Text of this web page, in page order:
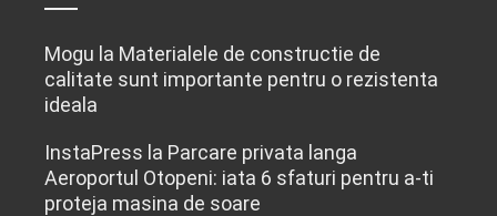
Mogu la Materialele de constructie de
calitate sunt importante pentru o rezistenta
ideala
InstaPress la Parcare privata langa
Aeroportul Otopeni: iata 6 sfaturi pentru a-ti
proteja masina de soare